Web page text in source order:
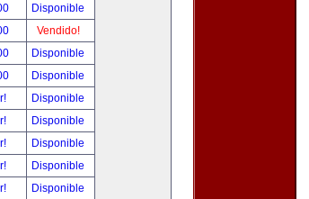
Disponible
Vendido!
Disponible
Disponible
Disponible
Disponible
Disponible
Disponible
Disponible